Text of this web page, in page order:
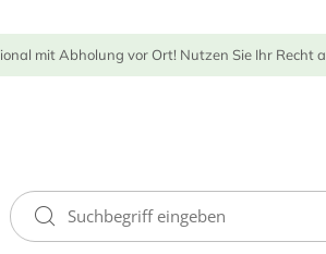
mit Abholung vor Ort! Nutzen Sie Ihr Recht